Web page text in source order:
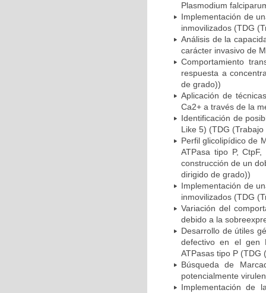
Plasmodium
Implementación de
inmovilizados (TDG
Análisis de la
carácter invasivo de
Comportamiento
respuesta a
de grado))
Aplicación de
Ca2+ a través de la
Identificación de
Like 5) (TDG
Perfil glicolipídico de
ATPasa tipo P,
construcción de un
dirigido de grado))
Implementación de
inmovilizados (TDG
Variación del
debido a la
Desarrollo de útiles
defectivo en el gen
ATPasas tipo P (TDG
Búsqueda de
potencialmente
Implementación de